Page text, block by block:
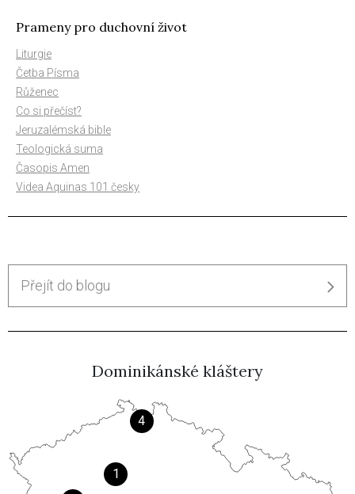
Prameny pro duchovní život
Liturgie
Četba Písma
Růženec
Co si přečíst?
Jeruzalémská bible
Teologická suma
Časopis Amen
Videa Aquinas 101 česky
Přejít do blogu
Dominikánské kláštery
1
4